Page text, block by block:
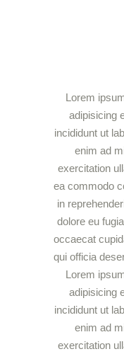
Lorem
adipisicing
incididunt ut
enim ad
exercitation
ea commodo
in
dolore eu
occaecat
qui officia
Lorem
adipisicing
incididunt ut
enim ad
exercitation